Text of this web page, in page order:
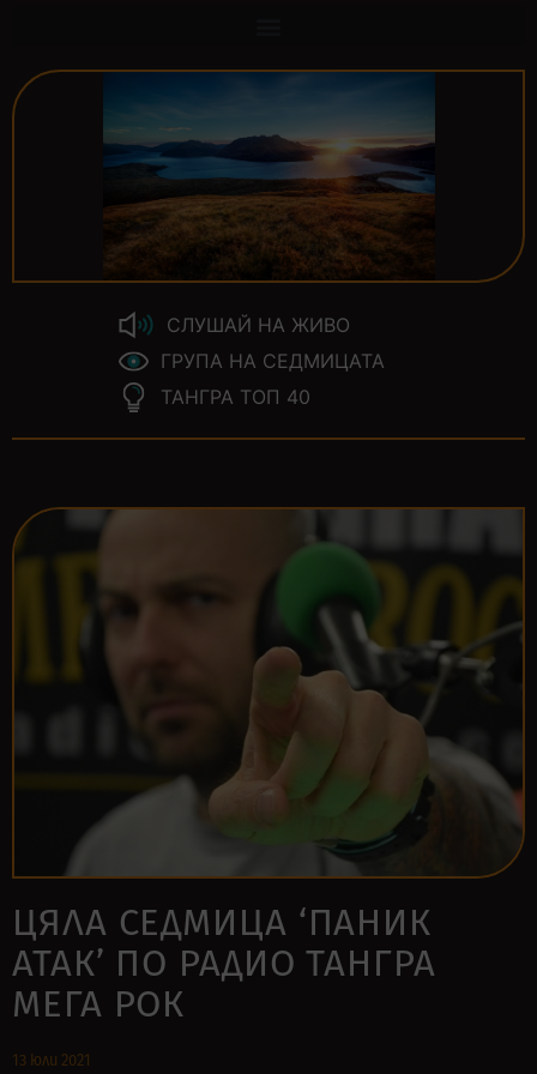
СЛУШАЙ НА ЖИВО
ГРУПА НА СЕДМИЦАТА
ТАНГРА ТОП 40
ЦЯЛА СЕДМИЦА ‘ПАНИК
АТАК’ ПО РАДИО ТАНГРА
МЕГА РОК
13 юли 2021